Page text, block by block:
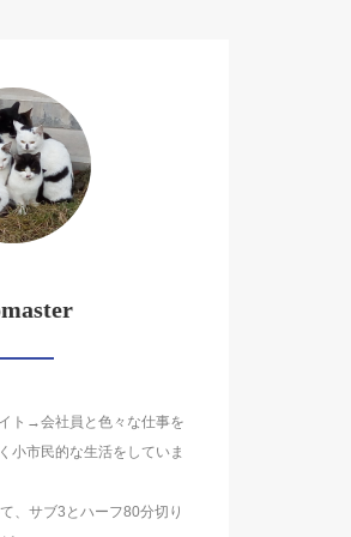
ト→会社員と色々な仕事を
小市民的な生活をしていま
、サブ3とハーフ80分切り